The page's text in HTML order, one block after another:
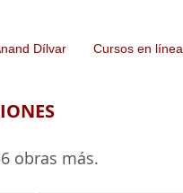
Dílvar Cursos en línea
obras más.